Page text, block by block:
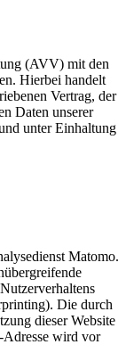
(AVV) mit den
Hierbei handelt
Vertrag, der
Daten unserer
unter Einhaltung
Matomo.
Die durch
dieser Website
Adresse wird vor